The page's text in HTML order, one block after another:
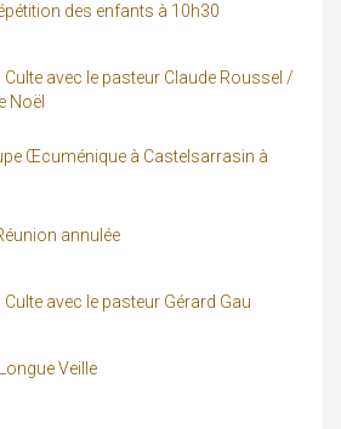
des enfants à 10h30
: Culte avec le pasteur Claude Roussel /
Noël
Œcuménique à Castelsarrasin à
annulée
: Culte avec le pasteur Gérard Gau
Veille